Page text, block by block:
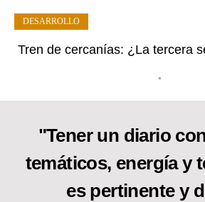
Tren de cercanías: ¿La tercera
•
DESARROLLO
"Tener un diario
temáticos, energía y
es pertinente y